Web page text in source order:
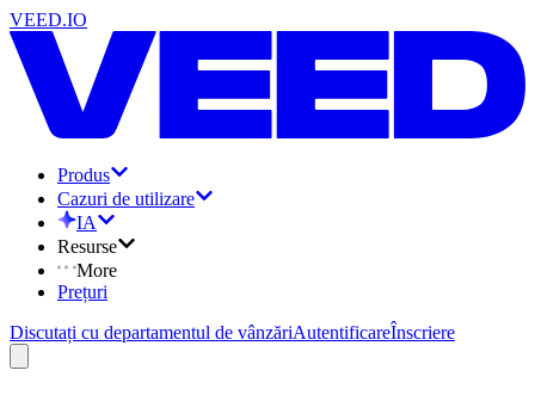
VEED.IO
Produs
Cazuri de utilizare
IA
Resurse
More
Prețuri
Discutați cu departamentul de vânzăriAutentificareÎnscriere